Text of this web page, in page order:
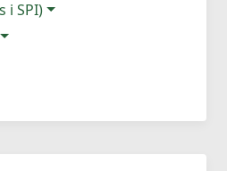
i SPI)